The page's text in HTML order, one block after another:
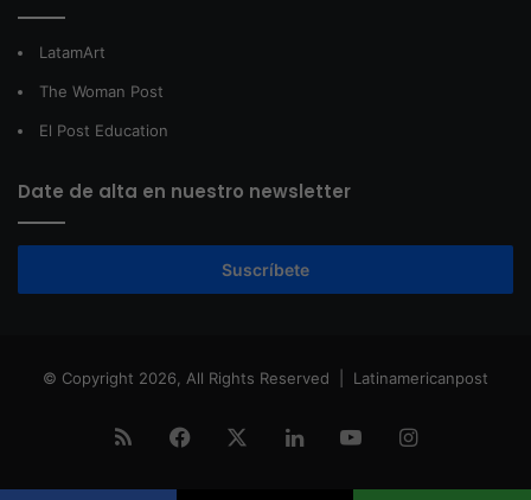
LatamArt
The Woman Post
El Post Education
Date de alta en nuestro newsletter
Suscríbete
© Copyright 2026, All Rights Reserved | Latinamericanpost
RSS Facebook LinkedInYouTubeInstagram